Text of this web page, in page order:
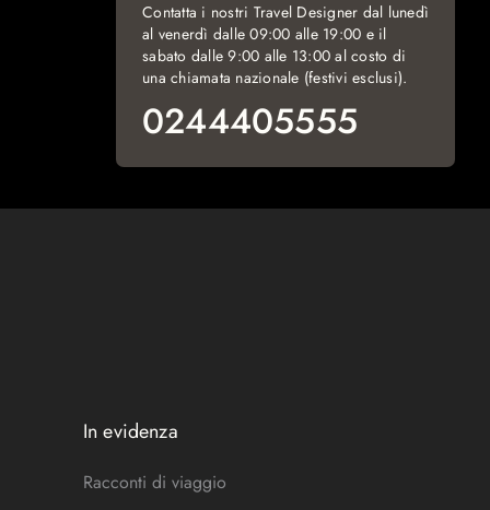
Contatta i nostri Travel Designer dal lunedì
al venerdì dalle 09:00 alle 19:00 e il
sabato dalle 9:00 alle 13:00 al costo di
una chiamata nazionale (festivi esclusi).
0244405555
In evidenza
Racconti di viaggio